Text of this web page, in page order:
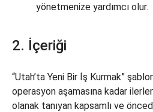
yönetmenize yardımcı olur.
2. İçeriği
“Utah’ta Yeni Bir İş Kurmak”
operasyon aşamasına kadar
olanak tanıyan kapsamlı ve